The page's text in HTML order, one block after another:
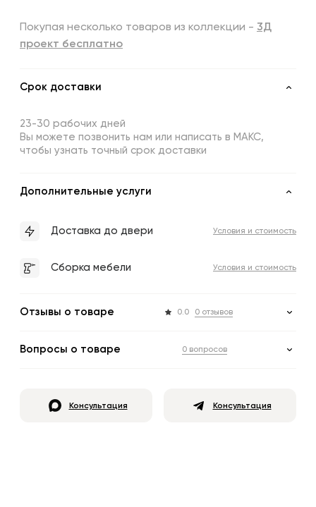
Покупая несколько товаров из коллекции - 3Д
проект бесплатно
Срок доставки
23-30 рабочих дней
Вы можете позвонить нам или написать в МАКС,
чтобы узнать точный срок доставки
Дополнительные услуги
Доставка до двери Условия и стоимость
Сборка мебели Условия и стоимость
Отзывы о товаре 0.0 0 отзывов
Вопросы о товаре 0 вопросов
Консультация Консультация